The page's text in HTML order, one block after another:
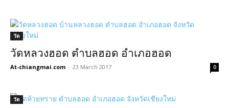
วัด
วัดหลวงฮอด ตำบลฮอด อำเภอฮอด
At-chiangmai.com - 23 March 2017 0
วัด